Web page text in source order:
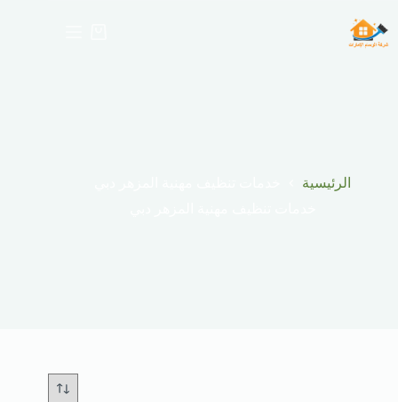
إلى
المحتوى
الرئيسية